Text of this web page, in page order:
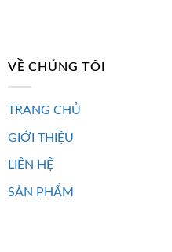
VỀ CHÚNG TÔI
TRANG CHỦ
GIỚI THIỆU
LIÊN HỆ
SẢN PHẨM